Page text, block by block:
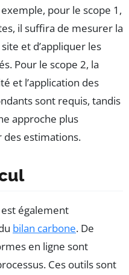
pour le scope 1,
il suffira de mesurer la
et d’appliquer les
Pour le scope 2, la
et l’application des
sont requis, tandis
approche plus
des estimations.
est également
bilan carbone. De
en ligne sont
Ces outils sont